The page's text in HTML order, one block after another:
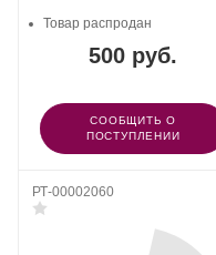
500 руб.
Товар распродан
СООБЩИТЬ О
ПОСТУПЛЕНИИ
РТ-00002060